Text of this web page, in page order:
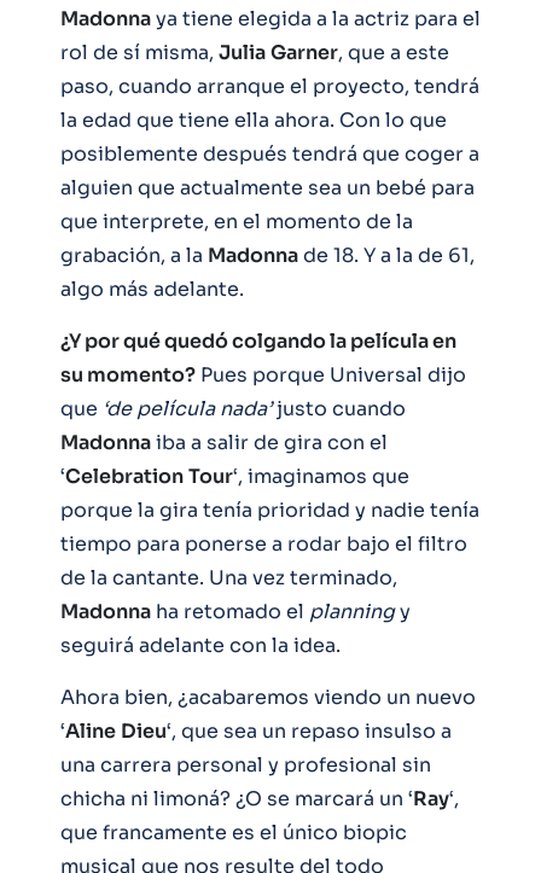
Madonnaya tiene elegida a la actriz para el
rol de sí misma, JuliaGarner, que a este
paso, cuando arranque el proyecto, tendrá
la edad que tiene ella ahora. Con lo que
posiblemente después tendrá que coger a
alguien que actualmente sea un bebé para
que interprete, en el momento de la
grabación, a la Madonnade 18. Y a la de 61,
algo más adelante.
¿Y por qué quedó colgando la película en
su momento? Pues porque Universal dijo
que ‘de película nada’justo cuando
Madonnaiba a salir de gira con el
‘CelebrationTour‘, imaginamos que
porque la gira tenía prioridad y nadie tenía
tiempo para ponerse a rodar bajo el filtro
de la cantante. Una vez terminado,
Madonna ha retomado el planningy
seguirá adelante con la idea.
Ahora bien, ¿acabaremos viendo un nuevo
‘Aline Dieu‘, que sea un repaso insulso a
una carrera personal y profesional sin
chicha ni limoná? ¿O se marcará un ‘Ray‘,
que francamente es el único biopic
musical que nos resulte del todo